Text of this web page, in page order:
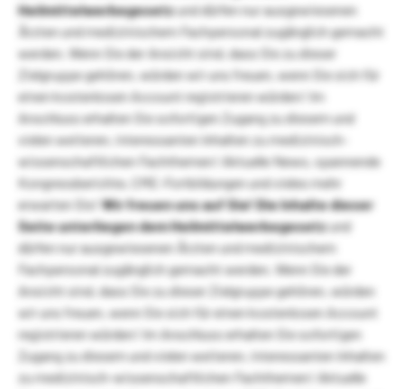
Heilmittelwerbegesetzund dürfen nur ausgewiesenen
Ärzten und medizinischem Fachpersonal zugänglich gemacht
werden. Wenn Sie der Ansicht sind, dass Sie zu dieser
Zielgruppe gehören, würden wir uns freuen, wenn Sie sich für
einen kostenlosen Account registrieren würden! Im
Anschluss erhalten Sie sofortigen Zugang zu diesem und
vielen weiteren, interessanten Inhalten zu medizinisch-
wissenschaftlichen Fachthemen! Aktuelle News, spannende
Kongressberichte, CME-Fortbildungen und vieles mehr
erwarten Sie!Wir freuen uns auf Sie!Die Inhalte dieser
Seite unterliegen dem Heilmittelwerbegesetzund
dürfen nur ausgewiesenen Ärzten und medizinischem
Fachpersonal zugänglich gemacht werden. Wenn Sie der
Ansicht sind, dass Sie zu dieser Zielgruppe gehören, würden
wir uns freuen, wenn Sie sich für einen kostenlosen Account
registrieren würden! Im Anschluss erhalten Sie sofortigen
Zugang zu diesem und vielen weiteren, interessanten Inhalten
zu medizinisch-wissenschaftlichen Fachthemen! Aktuelle